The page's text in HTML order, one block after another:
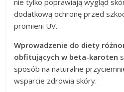
nie tylko poprawiają wygląd
dodatkową ochronę przed
promieni UV.
Wprowadzenie do diety
obfitujących w beta-karoten
sposób na naturalne
wsparcie zdrowia skóry.